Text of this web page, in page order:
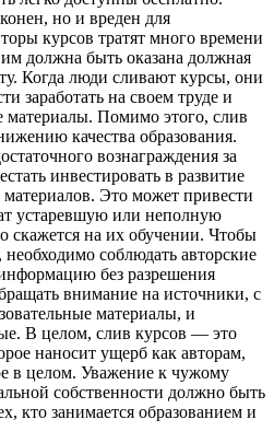
но и вреден для
курсов тратят много времени
должна быть оказана должная
Когда люди сливают курсы, они
заработать на своем труде и
материалы. Помимо этого, слив
качества образования.
вознаграждения за
инвестировать в развитие
Это может привести
устаревшую или неполную
скажется на их обучении. Чтобы
соблюдать авторские
без разрешения
внимание на источники, с
материалы, и
В целом, слив курсов — это
наносит ущерб как авторам,
в целом. Уважение к чужому
собственности должно быть
кто занимается образованием и